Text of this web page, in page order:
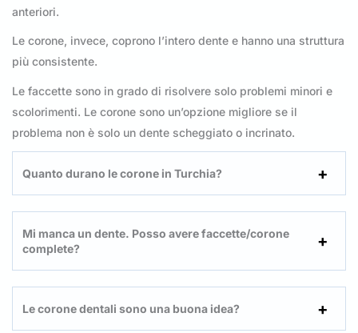
anteriori.
Le corone, invece, coprono l’intero dente e hanno una struttura
più consistente.
Le faccette sono in grado di risolvere solo problemi minori e
scolorimenti. Le corone sono un’opzione migliore se il
problema non è solo un dente scheggiato o incrinato.
Quanto durano le corone in Turchia?
Mi manca un dente. Posso avere faccette/corone
complete?
Le corone dentali sono una buona idea?